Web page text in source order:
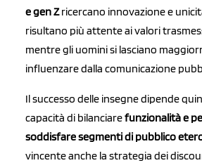
e gen Zricercano innovazione e
risultano più attente ai valori
mentre gli uomini si lasciano
influenzare dalla comunicazione
Il successo delle insegne dipende
capacità di bilanciarefunzionalità e
soddisfare segmenti di pubblico
vincente anche la strategia dei